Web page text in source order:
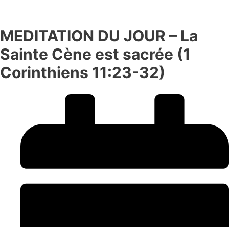
MEDITATION DU JOUR – La
Sainte Cène est sacrée (1
Corinthiens 11:23-32)